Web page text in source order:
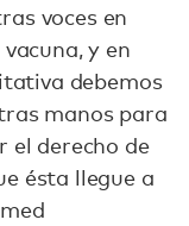
voces en
y en
debemos
manos para
el derecho de
ésta llegue a